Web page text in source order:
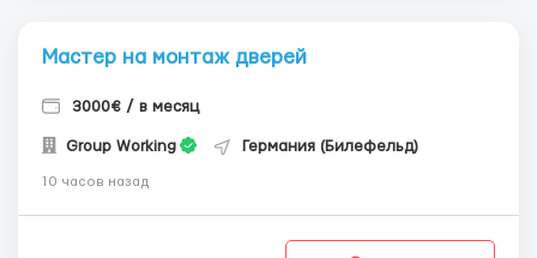
Мастер на монтаж дверей
3000€ / в месяц
Group Working Германия (Билефельд)
10 часов назад